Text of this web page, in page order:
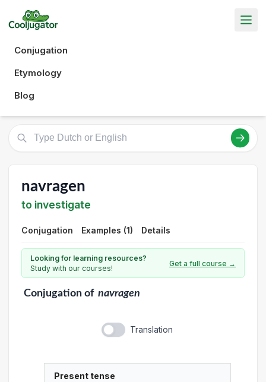
Conjugation
Etymology
Blog
navragen
to investigate
Conjugation Examples (1) Details
Looking for learning resources?
Study with our courses!
Get a full course →
Conjugationof navragen
Translation
Present tense